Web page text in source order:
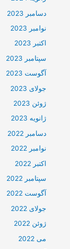
دسامبر 2023
نوامبر 2023
اکتبر 2023
سپتامبر 2023
آگوست 2023
جولای 2023
ژوئن 2023
ژانویه 2023
دسامبر 2022
نوامبر 2022
اکتبر 2022
سپتامبر 2022
آگوست 2022
جولای 2022
ژوئن 2022
می 2022